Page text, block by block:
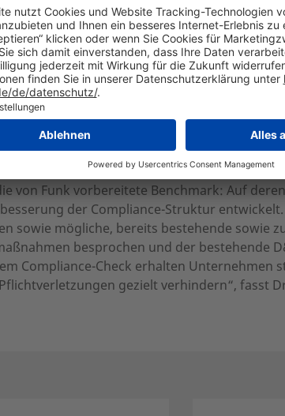
Compliance-Check von Funk. Im Zuge der
(Compliance-Themenfelder) auf das
die Projekt-Erwartungen, Ziel- und
Inhaltlicher Projektkern ist ein
Themenfelder, strukturiert
die zu betrachtenden Szenarien für
Gefährdungsanalyse rundet den
Verstöße identifiziert und bewertet
Schadenabwehrkosten, Bußgelder) kalkuliert.
von Funk vorbereitete Benchmark: Auf
der Compliance-Struktur
sowie mögliche, bereits bestehende sowie
besprochen und der bestehende
Compliance-Check erhalten
gezielt verhindern“, fasst